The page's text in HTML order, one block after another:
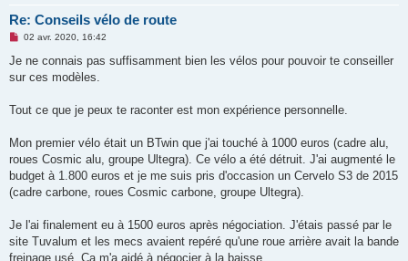
Re: Conseils vélo de route
M
s
a
n
l
u
02 avr. 2020, 16:42
Je ne connais pas suffisamment bien les vélos pour pouvoir te conseiller
sur ces modèles.
Tout ce que je peux te raconter est mon expérience personnelle.
Mon premier vélo était un BTwin que j'ai touché à 1000 euros (cadre alu,
roues Cosmic alu, groupe Ultegra). Ce vélo a été détruit. J'ai augmenté le
budget à 1.800 euros et je me suis pris d'occasion un Cervelo S3 de 2015
(cadre carbone, roues Cosmic carbone, groupe Ultegra).
Je l'ai finalement eu à 1500 euros après négociation. J'étais passé par le
site Tuvalum et les mecs avaient repéré qu'une roue arrière avait la bande
freinage usé. Ça m'a aidé à négocier à la baisse.